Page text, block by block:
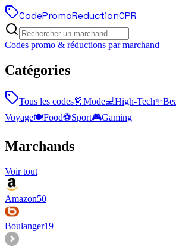
CodePromoReductionCPR
Codes promo & réductions par marchand
Catégories
Tous les codes👗Mode💻High-Tech✨
Voyage🍽️Food⚽Sport🎮Gaming
Marchands
Voir tout
Amazon50
Boulanger19